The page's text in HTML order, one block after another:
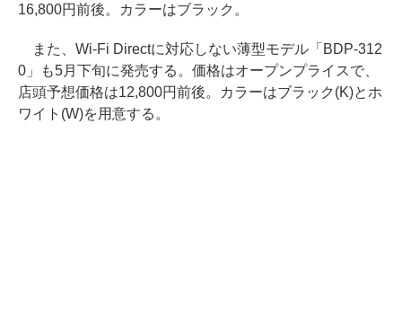
16,800円前後。カラーはブラック。
また、Wi-Fi Directに対応しない薄型モデル「BDP-312
0」も5月下旬に発売する。価格はオープンプライスで、
店頭予想価格は12,800円前後。カラーはブラック(K)とホ
ワイト(W)を用意する。